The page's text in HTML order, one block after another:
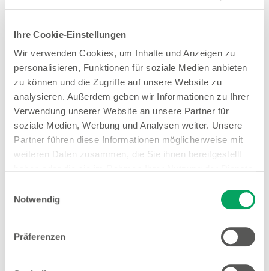
Ihre Cookie-Einstellungen
Wir verwenden Cookies, um Inhalte und Anzeigen zu
personalisieren, Funktionen für soziale Medien anbieten
zu können und die Zugriffe auf unsere Website zu
analysieren. Außerdem geben wir Informationen zu Ihrer
Verwendung unserer Website an unsere Partner für
soziale Medien, Werbung und Analysen weiter. Unsere
Partner führen diese Informationen möglicherweise mit
weiteren Daten zusammen, die Sie ihnen bereitgestellt
Einstellungen zu den Cookies finden Sie
Notwendig
Präferenzen
Verkäuferin Teilzeit (gn*)
Zum Stellenangebot
Filialleiter Trainee Vollzeit (gn*)
Zum Stellenangebot
Zum Stellenangebot